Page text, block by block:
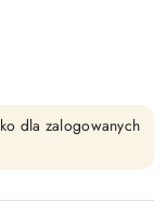
dla zalogowanych